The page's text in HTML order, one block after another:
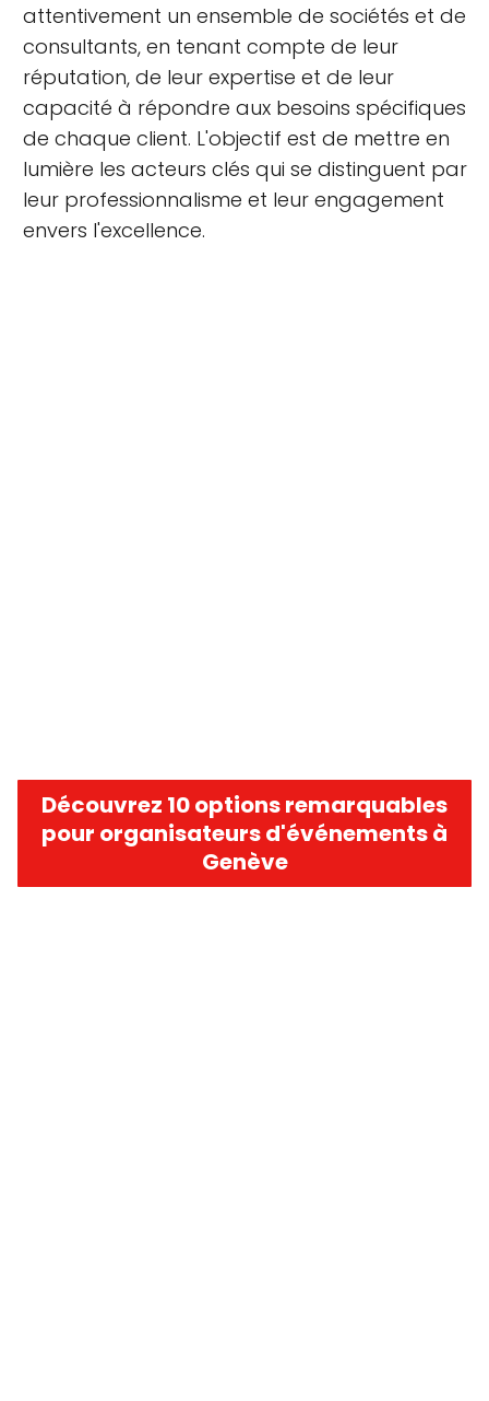
attentivement un ensemble de sociétés et de
consultants, en tenant compte de leur
réputation, de leur expertise et de leur
capacité à répondre aux besoins spécifiques
de chaque client. L'objectif est de mettre en
lumière les acteurs clés qui se distinguent par
leur professionnalisme et leur engagement
envers l'excellence.
Découvrez 10 options remarquables
pour organisateurs d'événements à
Genève